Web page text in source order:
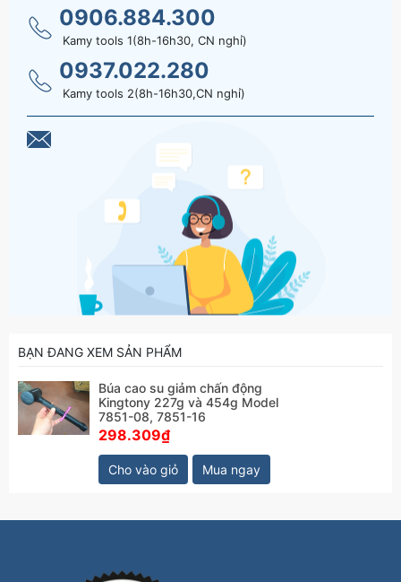
0906.884.300
Kamy tools 1(8h-16h30, CN nghỉ)
0937.022.280
Kamy tools 2(8h-16h30,CN nghỉ)
BẠN ĐANG XEM SẢN PHẨM
Búa cao su giảm chấn động
Kingtony 227g và 454g Model
7851-08, 7851-16
298.309₫
Cho vào giỏ Mua ngay